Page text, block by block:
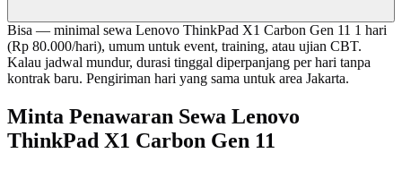
Bisa — minimal sewa Lenovo ThinkPad X1 Carbon Gen 11 1 hari
(Rp 80.000/hari), umum untuk event, training, atau ujian CBT.
Kalau jadwal mundur, durasi tinggal diperpanjang per hari tanpa
kontrak baru. Pengiriman hari yang sama untuk area Jakarta.
Minta Penawaran Sewa Lenovo
ThinkPad X1 Carbon Gen 11